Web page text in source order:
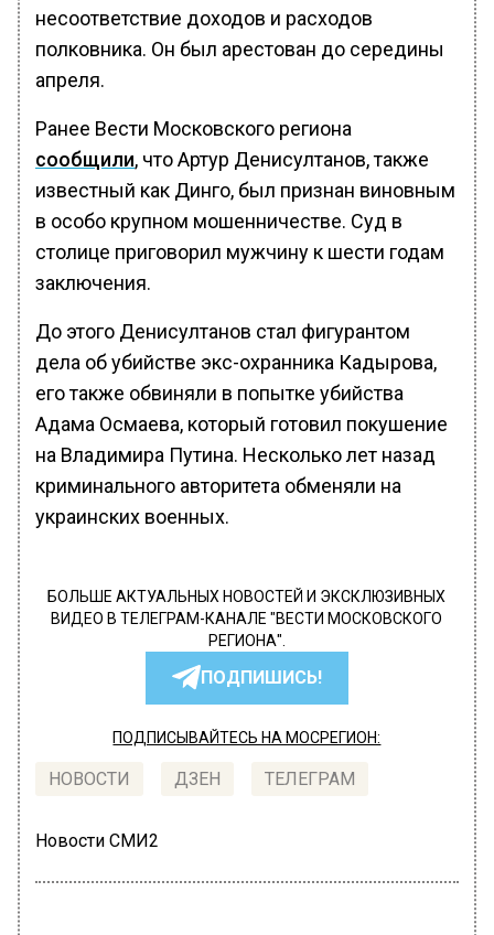
несоответствие доходов и расходов
полковника. Он был арестован до середины
апреля.
Ранее Вести Московского региона
сообщили, что Артур Денисултанов, также
известный как Динго, был признан виновным
в особо крупном мошенничестве. Суд в
столице приговорил мужчину к шести годам
заключения.
До этого Денисултанов стал фигурантом
дела об убийстве экс-охранника Кадырова,
его также обвиняли в попытке убийства
Адама Осмаева, который готовил покушение
на Владимира Путина. Несколько лет назад
криминального авторитета обменяли на
украинских военных.
БОЛЬШЕ АКТУАЛЬНЫХ НОВОСТЕЙ И ЭКСКЛЮЗИВНЫХ
ВИДЕО В ТЕЛЕГРАМ-КАНАЛЕ "ВЕСТИ МОСКОВСКОГО
РЕГИОНА".
ПОДПИШИСЬ!
ПОДПИСЫВАЙТЕСЬ НА МОСРЕГИОН:
НОВОСТИ ДЗЕН ТЕЛЕГРАМ
Новости СМИ2